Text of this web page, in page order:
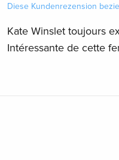
Diese Kundenrezension
Kate Winslet toujours
Intéressante de cette